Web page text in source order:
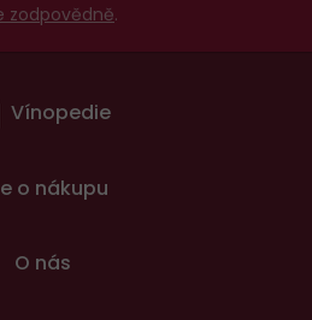
zodpovědně.
Vínopedie
o nákupu
O nás